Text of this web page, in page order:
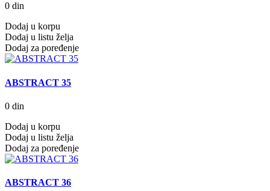
0 din
Dodaj u korpu
Dodaj u listu želja
Dodaj za poređenje
ABSTRACT 35
0 din
Dodaj u korpu
Dodaj u listu želja
Dodaj za poređenje
ABSTRACT 36